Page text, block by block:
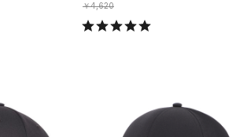
￥4,620